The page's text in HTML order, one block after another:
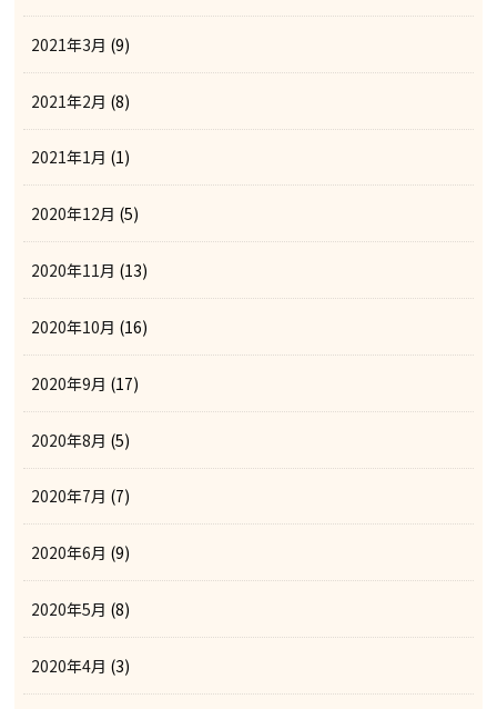
2021年3月 (9)
2021年2月 (8)
2021年1月 (1)
2020年12月 (5)
2020年11月 (13)
2020年10月 (16)
2020年9月 (17)
2020年8月 (5)
2020年7月 (7)
2020年6月 (9)
2020年5月 (8)
2020年4月 (3)